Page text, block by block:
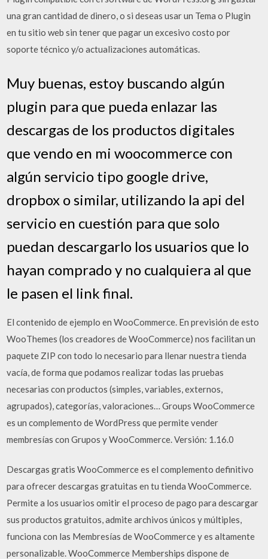
una gran cantidad de dinero, o si deseas usar un Tema o Plugin
en tu sitio web sin tener que pagar un excesivo costo por
soporte técnico y/o actualizaciones automáticas.
Muy buenas, estoy buscando algún
plugin para que pueda enlazar las
descargas de los productos digitales
que vendo en mi woocommerce con
algún servicio tipo google drive,
dropbox o similar, utilizando la api del
servicio en cuestión para que solo
puedan descargarlo los usuarios que lo
hayan comprado y no cualquiera al que
le pasen el link final.
El contenido de ejemplo en WooCommerce. En previsión de esto
WooThemes (los creadores de WooCommerce) nos facilitan un
paquete ZIP con todo lo necesario para llenar nuestra tienda
vacía, de forma que podamos realizar todas las pruebas
necesarias con productos (simples, variables, externos,
agrupados), categorías, valoraciones… Groups WooCommerce
es un complemento de WordPress que permite vender
membresías con Grupos y WooCommerce. Versión: 1.16.0
Descargas gratis WooCommerce es el complemento definitivo
para ofrecer descargas gratuitas en tu tienda WooCommerce.
Permite a los usuarios omitir el proceso de pago para descargar
sus productos gratuitos, admite archivos únicos y múltiples,
funciona con las Membresías de WooCommerce y es altamente
personalizable. WooCommerce Memberships dispone de